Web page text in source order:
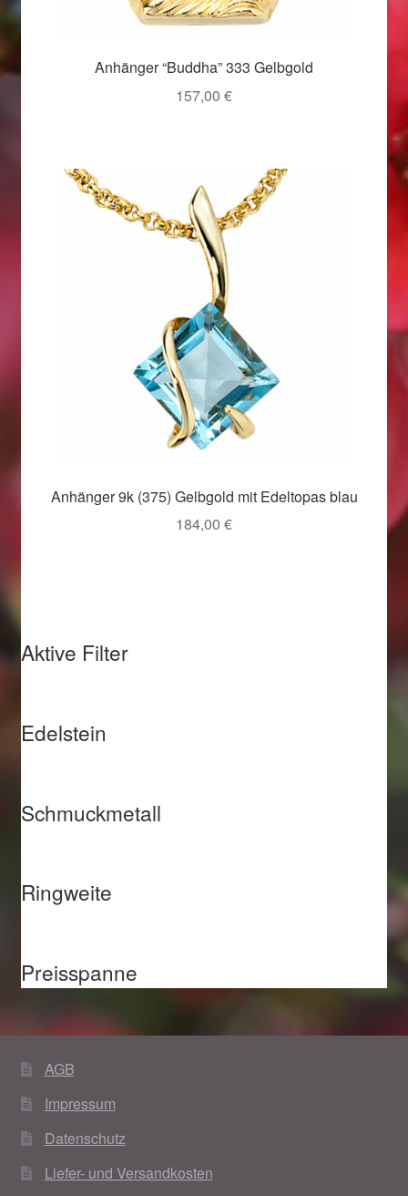
Valentinstag Geschenke
Warenkorb
Weihnachtsangebote 2015
Weihnachtsangebote 2017
Weihnachtsangebote 2018
Weihnachtsangebote 2019
Weihnachtsangebote 2021
Woocommerce Predictive Search
Anhänger “Buddha” 333 Gelbgold
157,00 €
Anhänger 9k (375) Gelbgold mit Edeltopas blau
184,00 €
Aktive Filter
Edelstein
Schmuckmetall
Ringweite
Preisspanne
AGB
Impressum
Datenschutz
Liefer- und Versandkosten